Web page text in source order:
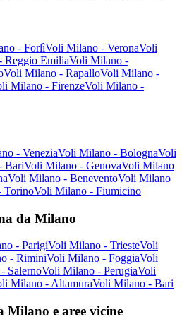
- ForlìVoli Milano - VeronaVoli
Reggio EmiliaVoli Milano -
Voli Milano - RapalloVoli Milano -
Milano - FirenzeVoli Milano -
- VeneziaVoli Milano - BolognaVoli
BariVoli Milano - GenovaVoli Milano
Voli Milano - BeneventoVoli Milano
TorinoVoli Milano - Fiumicino
da Milano
- ParigiVoli Milano - TriesteVoli
- RiminiVoli Milano - FoggiaVoli
SalernoVoli Milano - PerugiaVoli
Milano - AltamuraVoli Milano - Bari
Milano e aree vicine